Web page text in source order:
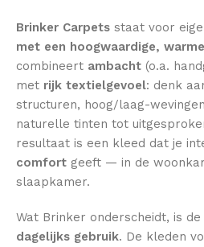
Brinker Carpets staat voor
met een hoogwaardige,
combineert ambacht (o.a.
met rijk textielgevoel: denk
structuren, hoog/laag-
naturelle tinten tot
resultaat is een kleed dat je
comfort geeft — in de
slaapkamer.
Wat Brinker onderscheidt, is
dagelijks gebruik. De kleden